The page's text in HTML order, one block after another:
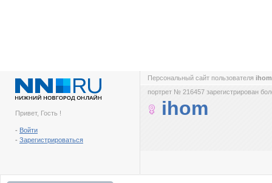
Привет, Гость !
- Войти
- Зарегистрироваться
Персональный сайт пользователя
портрет № 216457 зарегистрирован
ihom